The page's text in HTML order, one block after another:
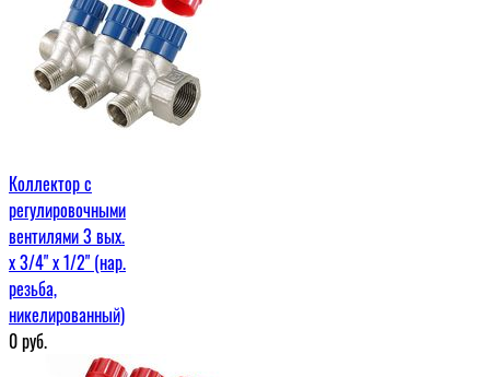
Коллектор с
регулировочными
вентилями 3 вых.
х 3/4" х 1/2" (нар.
резьба,
никелированный)
0руб.